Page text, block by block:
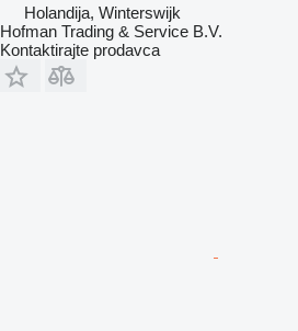
Holandija, Winterswijk
Hofman Trading & Service B.V.
Kontaktirajte prodavca